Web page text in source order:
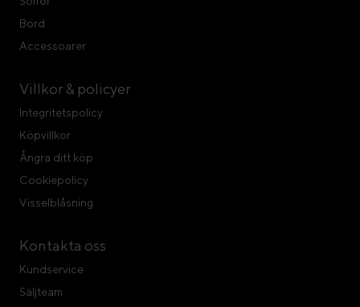
Bord
Accessoarer
Villkor & policyer
Integritetspolicy
Köpvillkor
Ångra ditt köp
Cookiepolicy
Visselblåsning
Kontakta oss
Kundservice
Säljteam